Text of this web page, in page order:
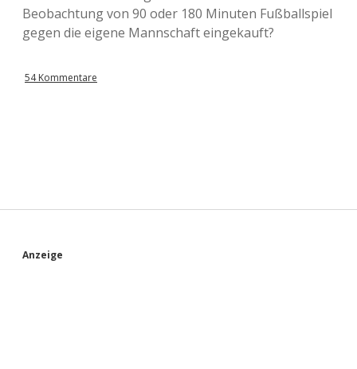
Beobachtung von 90 oder 180 Minuten Fußballspiel
gegen die eigene Mannschaft eingekauft?
54 Kommentare
S
Anzeige